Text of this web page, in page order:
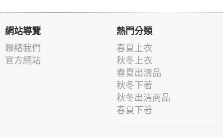
網站導覽
聯絡我們
官方網站
熱門分類
春夏上衣
秋冬上衣
春夏出清品
秋冬下著
秋冬出清商品
春夏下著